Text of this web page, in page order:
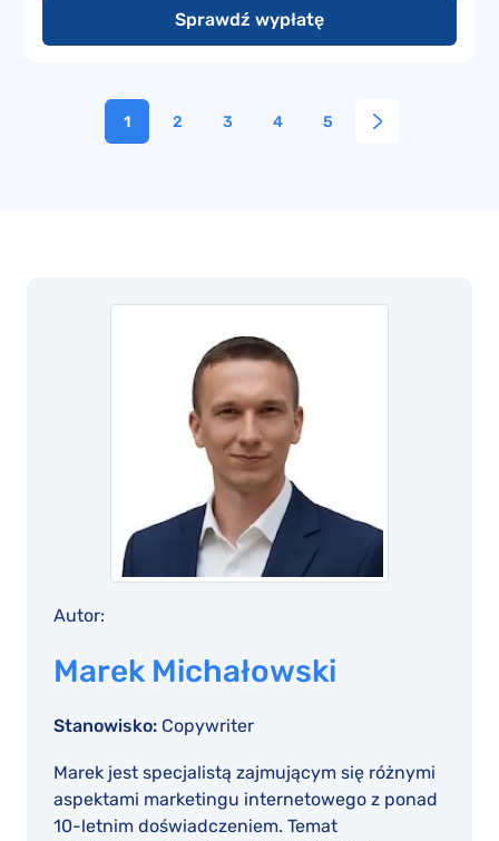
Sprawdź wypłatę
1 2 3 4 5
Autor:
Marek Michałowski
Stanowisko: Copywriter
Marek jest specjalistą zajmującym się różnymi
aspektami marketingu internetowego z ponad
10-letnim doświadczeniem. Temat